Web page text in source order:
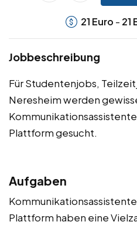
21 Euro - 21
Jobbeschreibung
Für Studentenjobs,
Neresheim werden
Plattform gesucht.
Aufgaben
Plattform haben eine